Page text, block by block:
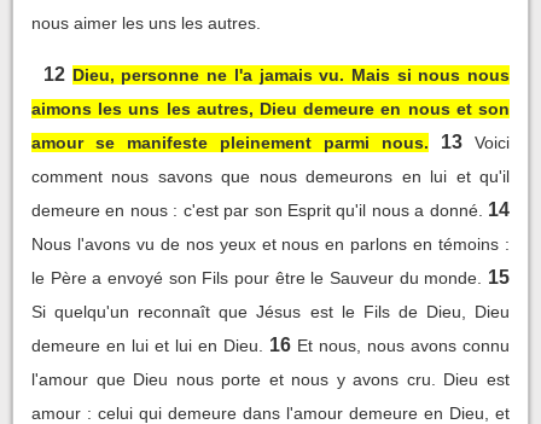
nous aimer les uns les autres.
12 Dieu, personne ne l'a jamais vu. Mais si nous nous
aimons les uns les autres, Dieu demeure en nous et son
amour se manifeste pleinement parmi nous.
13
Voici
comment nous savons que nous demeurons en lui et qu'il
demeure en nous : c'est par son Esprit qu'il nous a donné. 14
Nous l'avons vu de nos yeux et nous en parlons en témoins :
le Père a envoyé son Fils pour être le Sauveur du monde.
15
Si quelqu'un reconnaît que Jésus est le Fils de Dieu, Dieu
demeure en lui et lui en Dieu.
16 Et nous, nous avons connu
l'amour que Dieu nous porte et nous y avons cru. Dieu est
amour : celui qui demeure dans l'amour demeure en Dieu, et